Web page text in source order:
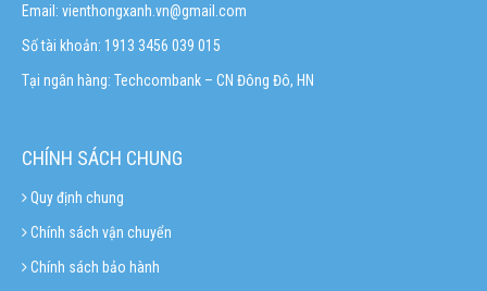
Email: vienthongxanh.vn@gmail.com
Số tài khoản: 1913 3456 039 015
Tại ngân hàng: Techcombank – CN Đông Đô, HN
CHÍNH SÁCH CHUNG
Quy định chung
Chính sách vận chuyển
Chính sách bảo hành